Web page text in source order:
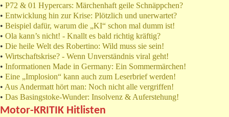
• P72 & 01 Hypercars: Märchenhaft geile Schnäppchen?
• Entwicklung hin zur Krise: Plötzlich und unerwartet?
• Beispiel dafür, warum die „KI“ schon mal dumm ist!
• Ola kann’s nicht! - Knallt es bald richtig kräftig?
• Die heile Welt des Robertino: Wild muss sie sein!
• Wirtschaftskrise? - Wenn Unverständnis viral geht!
• Informationen Made in Germany: Ein Sommermärchen!
• Eine „Implosion“ kann auch zum Leserbrief werden!
• Aus Andermatt hört man: Noch nicht alle vergriffen!
• Das Basingstoke-Wunder: Insolvenz & Auferstehung!
Motor-KRITIK Hitlisten